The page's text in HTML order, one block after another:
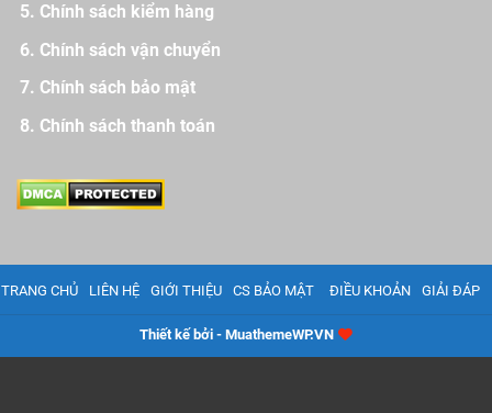
Chính sách kiểm hàng
Chính sách vận chuyển
Chính sách bảo mật
Chính sách thanh toán
TRANG CHỦ LIÊN HỆ GIỚI THIỆU CS BẢO MẬT ĐIỀU KHOẢN GIẢI ĐÁP
Thiết kế bởi - MuathemeWP.VN